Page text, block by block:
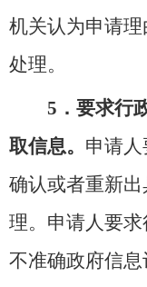
机关认为申请
处理。
5．要求行
取信息。 申请
确认或者重新
理。申请人要
不准确政府信